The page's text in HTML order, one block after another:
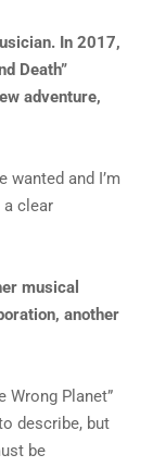
In 2017,
Death”
adventure,
wanted and I’m
a clear
musical
another
Wrong Planet”
describe, but
be